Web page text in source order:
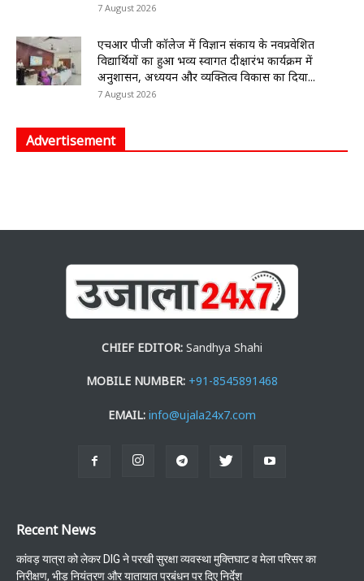
7 August 2026
एचआर पीजी कॉलेज में विज्ञान संकाय के नवप्रवेशित
विद्यार्थियों का हुआ भव्य स्वागत दीक्षारंभ कार्यक्रम में
अनुशासन, अध्ययन और व्यक्तित्व विकास का दिया...
7 August 2026
Advertisement
CHIEF EDITOR: Sandhya Shahi
MOBILE NUMBER: +91-8545891468
EMAIL: info@ujala24x7.com
Recent News
कांवड़ यात्रा को लेकर DIG ने परखी सुरक्षा व्यवस्था मुक्तिघाट व मेला परिसर का
निरीक्षण, भीड़ नियंत्रण और यातायात प्रबंधन पर दिए निर्देश